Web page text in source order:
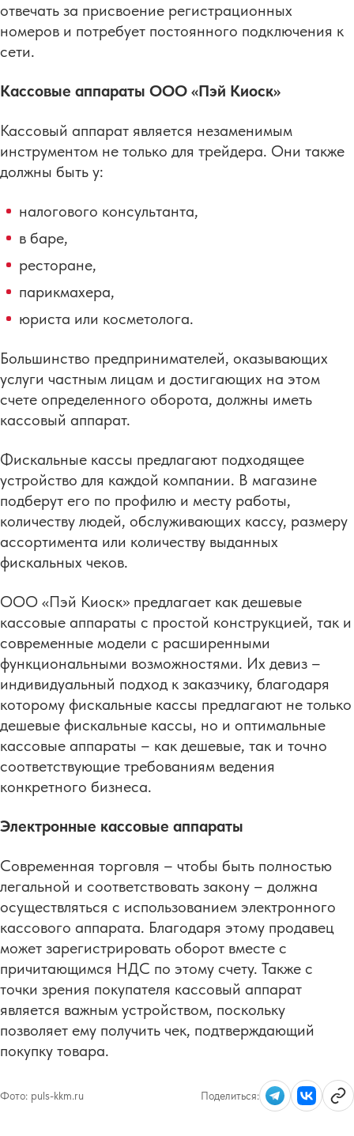
отвечать за присвоение регистрационных
номеров и потребует постоянного подключения к
сети.
Кассовые аппараты ООО «Пэй Киоск»
Кассовый аппарат является незаменимым
инструментом не только для трейдера. Они также
должны быть у:
налогового консультанта,
в баре,
ресторане,
парикмахера,
юриста или косметолога.
Большинство предпринимателей, оказывающих
услуги частным лицам и достигающих на этом
счете определенного оборота, должны иметь
кассовый аппарат.
Фискальные кассы предлагают подходящее
устройство для каждой компании. В магазине
подберут его по профилю и месту работы,
количеству людей, обслуживающих кассу, размеру
ассортимента или количеству выданных
фискальных чеков.
ООО «Пэй Киоск» предлагает как дешевые
кассовые аппараты с простой конструкцией, так и
современные модели с расширенными
функциональными возможностями. Их девиз –
индивидуальный подход к заказчику, благодаря
которому фискальные кассы предлагают не только
дешевые фискальные кассы, но и оптимальные
кассовые аппараты – как дешевые, так и точно
соответствующие требованиям ведения
конкретного бизнеса.
Электронные кассовые аппараты
Современная торговля – чтобы быть полностью
легальной и соответствовать закону – должна
осуществляться с использованием электронного
кассового аппарата. Благодаря этому продавец
может зарегистрировать оборот вместе с
причитающимся НДС по этому счету. Также с
точки зрения покупателя кассовый аппарат
является важным устройством, поскольку
позволяет ему получить чек, подтверждающий
покупку товара.
Фото: puls-kkm.ru Поделиться: